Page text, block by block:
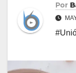
Por